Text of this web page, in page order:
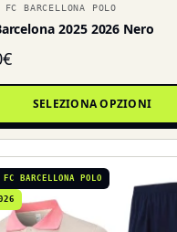
FC BARCELLONA POLO
2025 2026 Nero
€
SELEZIONA OPZIONI
BARCELLONA POLO